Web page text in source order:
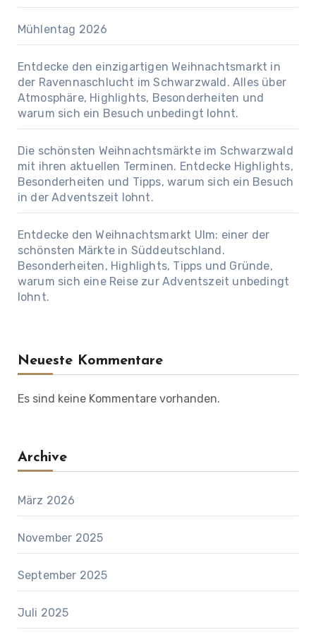
Mühlentag 2026
Entdecke den einzigartigen Weihnachtsmarkt in
der Ravennaschlucht im Schwarzwald. Alles über
Atmosphäre, Highlights, Besonderheiten und
warum sich ein Besuch unbedingt lohnt.
Die schönsten Weihnachtsmärkte im Schwarzwald
mit ihren aktuellen Terminen. Entdecke Highlights,
Besonderheiten und Tipps, warum sich ein Besuch
in der Adventszeit lohnt.
Entdecke den Weihnachtsmarkt Ulm: einer der
schönsten Märkte in Süddeutschland.
Besonderheiten, Highlights, Tipps und Gründe,
warum sich eine Reise zur Adventszeit unbedingt
lohnt.
Neueste Kommentare
Es sind keine Kommentare vorhanden.
Archive
März 2026
November 2025
September 2025
Juli 2025